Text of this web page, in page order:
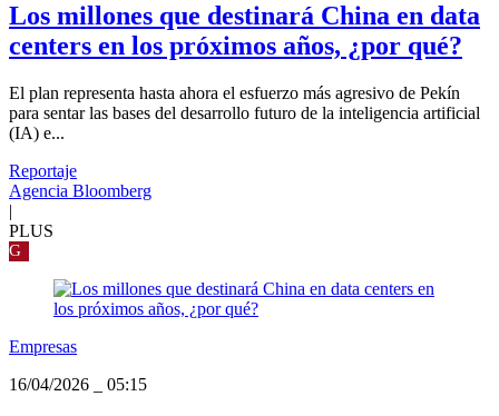
Los millones que destinará China en data
centers en los próximos años, ¿por qué?
El plan representa hasta ahora el esfuerzo más agresivo de Pekín
para sentar las bases del desarrollo futuro de la inteligencia artificial
(IA) e...
Reportaje
Agencia Bloomberg
|
PLUS
G
Empresas
16/04/2026
05:15